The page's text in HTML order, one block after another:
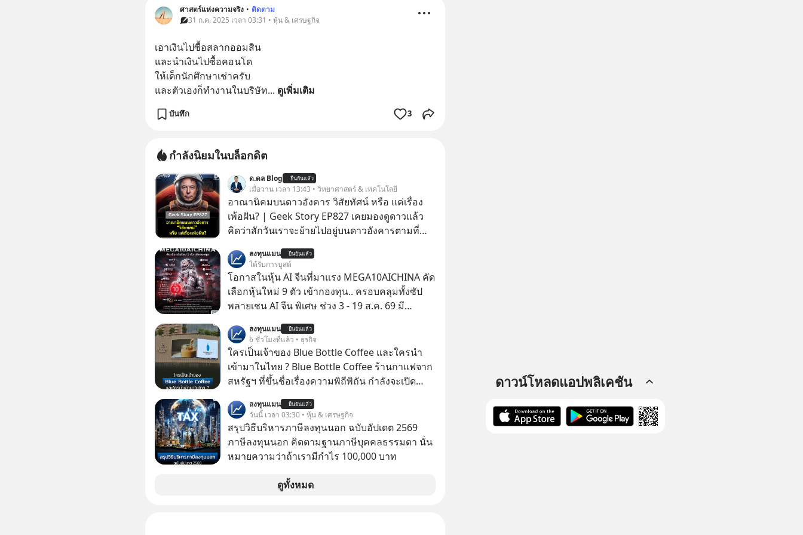
ศาสตร์แห่งความจริง • ติดตาม
31 ก.ค. 2025 เวลา 03:31 • หุ้น & เศรษฐกิจ
เอาเงินไปซื้อสลากออมสิน
และนำเงินไปซื้อคอนโด
ให้เด็กนักศึกษาเช่าครับ
และตัวเองก็ทำงานในบริษัท... ดูเพิ่มเติม
บันทึก 3
กำลังนิยมในบล็อกดิต
ด.ดล Blog ยืนยันแล้ว
เมื่อวาน เวลา 13:43 • วิทยาศาสตร์ & เทคโนโลยี
อาณานิคมบนดาวอังคาร วิสัยทัศน์ หรือ แค่เรื่อง
เพ้อฝัน? | Geek Story EP827 เคยมองดูดาวแล้ว
คิดว่าสักวันเราจะย้ายไปอยู่บนดาวอังคารตามที่
ฝันที่มหาเศรษฐีซิลิคอนแวลลีย์วาดไว้ว่ามนุษย์นับ
ล้านจะไปสร้างอาณานิคมใหม่ ล้อมรอบด้วย
เทคโนโลยีสุดล้ำ อาจจะฟังดูน่าตื่นเต้น แต่ความ
จริงที่ถูกซ่อนไว้ใต้พรมคือ ดาวอังคารเป็นเพียงนรก
ผู้นำเทคโนโลยีถึงยังพยายามหลอกขายฝันลมๆ
แล้งๆ นี้ให้กับคนทั้งโลก พวกเขากำลังซ่อนความ
ลับอะไรไว้เบื้องหลังโปรเจกต์อวกาศที่ผลาญ
ทรัพยากรมหาศาล วันนี้เราจะมากะเทาะเปลือก
ความลวงโลกนี้กัน ใครที่คิดว่าอนาคตของ
มนุษยชาติอยู่บนดาวดวงอื่น เลือกฟังกันได้เลยนะ
ครับ อย่าลืมกด Follow ติดตาม PodCast ช่อง
Geek Forever’s Podcast ของผมกันด้วยนะครับ
🎧 ฟังผ่าน Spotify :
https://tinyurl.com/3yma5h3e 🎧 ฟังผ่าน
ฟังผ่าน Podbean : https://tinyurl.com/4kurcs6x
ลงทุนแมน ยืนยันแล้ว
ได้รับการบูสต์
โอกาสในหุ้น AI จีนที่มาแรง MEGA10AICHINA คัด
เลือกหุ้นใหม่ 9 ตัว เข้ากองทุน.. ครอบคลุมทั้งซัป
พลายเชน AI จีน พิเศษ ช่วง 3 - 19 ส.ค. 69 มี
บาทขึ้นไป ฟรีค่าธรรมเนียมซื้อ
ลงทุนแมน ยืนยันแล้ว
6 ชั่วโมงที่แล้ว • ธุรกิจ
ใครเป็นเจ้าของ Blue Bottle Coffee และใครนำ
เข้ามาในไทย ? Blue Bottle Coffee ร้านกาแฟจาก
สหรัฐฯ ที่ขึ้นชื่อเรื่องความพิถีพิถัน กำลังจะเปิด
ลงทุนแมน ยืนยันแล้ว
วันนี้ เวลา 03:30 • หุ้น & เศรษฐกิจ
สรุปวิธีบริหารภาษีลงทุนนอก ฉบับอัปเดต 2569
ภาษีลงทุนนอก คิดตามฐานภาษีบุคคลธรรมดา นั่น
หมายความว่าถ้าเรามีกำไร 100,000 บาท
ดูทั้งหมด
ดาวน์โหลดแอปพลิเคชัน